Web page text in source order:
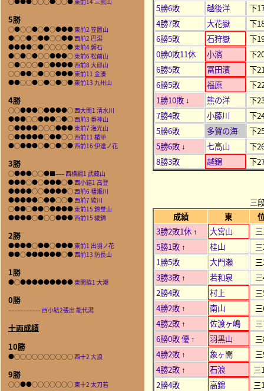
5勝
○●○○●○●○●●●東前2 笠置山
●○○●○●●○○●●西前2 巴潟
●●●●○●○○○○●東前4 磐石
●○●○●○○●●●○東前6 松前山
○●○○○●○●●●●西前8 大邱山
○○●●○●○○●●●東前11 金湊
●●○○●○●○●○●東前13 九州山
4勝
○○●●●○●●●●○西大関1 清水川
●●●○○●●●○●○西前3 番神山
○●●●●○○○●●●東前7 海光山
○●●●●●○●●○○西前11 楯甲
●○●●●○●○●○●西前16 伊達ノ花
3勝
○●●●○○●■–––西横綱1 武藏山
●●●○●○●●●○●西小結1 高登
●●●●○○●●●●○西前6 幡瀬川
●●●●●○●●○○●西前7 綾川
○●●○●●○●●●●東前15 錦華山
●●●●○●○○●●●西前15 綾錦
2勝
●●●●○●●○●●●東前1 出羽ノ花
●●○●●●●●●○●西前13 防長山
1勝
●○●●●●●●●●●東関脇1 大潮
0勝
–––––––––––西小結2張出 能代潟
十両成績
10勝
●○○○○○○○○○○西十2 大浪
9勝
○○●●○○○○○○○東十2 太刀若
5勝6敗
越後洋
下
4勝7敗
大花嶽
下
6勝5敗
石狩嶽
下
0勝0敗11休
小濱
下
6勝5敗
冨田濱
下
6勝5敗
福原
下
1勝10敗 ↓ 熊の洋
下
7勝4敗
小藤川
下
5勝6敗
多賀の海
下
5勝6敗 ↓ 七高山
下
8勝3敗
越錦 下
三
成績
東
3勝2敗1休 ↑ 大宮山
5勝1敗 ↑ 桂山
1勝5敗
大門瀬
3勝3敗 ↑ 若和泉
2勝4敗
村上
4勝2敗 ↑ 南山
4勝2敗 ↑ 佐渡ヶ嶋
6勝0敗 優 ↑ 羽黒山
4勝2敗 ↑ 象ヶ開
4勝2敗 ↑ 石浪
三
2勝4敗
高錦
三